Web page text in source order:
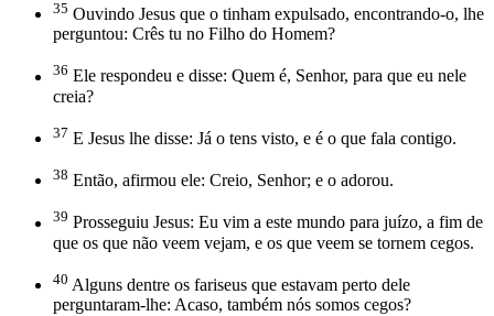
35 Ouvindo Jesus que o tinham expulsado, encontrando-o, lhe
perguntou: Crês tu no Filho do Homem?
36 Ele respondeu e disse: Quem é, Senhor, para que eu nele
creia?
37 E Jesus lhe disse: Já o tens visto, e é o que fala contigo.
38 Então, afirmou ele: Creio, Senhor; e o adorou.
39 Prosseguiu Jesus: Eu vim a este mundo para juízo, a fim de
que os que não veem vejam, e os que veem se tornem cegos.
40 Alguns dentre os fariseus que estavam perto dele
perguntaram-lhe: Acaso, também nós somos cegos?